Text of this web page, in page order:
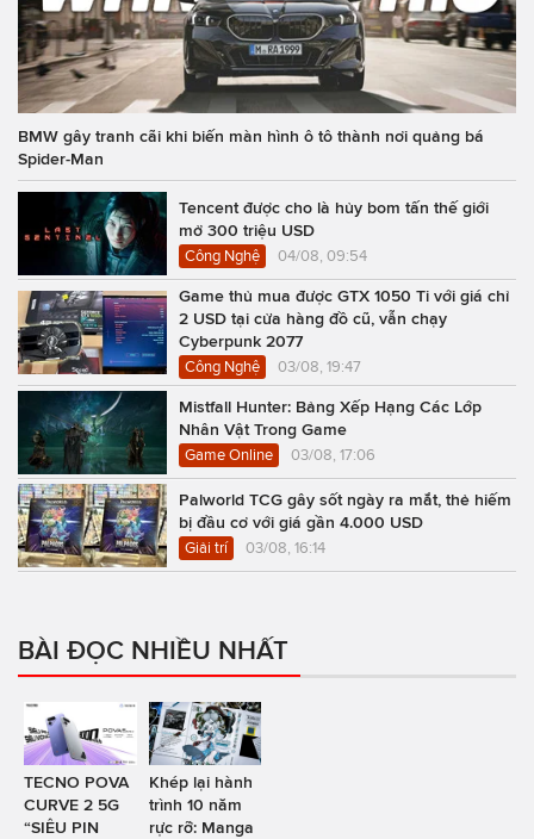
BMW gây tranh cãi khi biến màn hình ô tô thành nơi quảng bá
Spider-Man
Tencent được cho là hủy bom tấn thế giới
mở 300 triệu USD
Công Nghệ 04/08, 09:54
Game thủ mua được GTX 1050 Ti với giá chỉ
2 USD tại cửa hàng đồ cũ, vẫn chạy
Cyberpunk 2077
Công Nghệ 03/08, 19:47
Mistfall Hunter: Bảng Xếp Hạng Các Lớp
Nhân Vật Trong Game
Game Online 03/08, 17:06
Palworld TCG gây sốt ngày ra mắt, thẻ hiếm
bị đầu cơ với giá gần 4.000 USD
Giải trí 03/08, 16:14
BÀI ĐỌC NHIỀU NHẤT
TECNO POVA
CURVE 2 5G
“SIÊU PIN
Khép lại hành
trình 10 năm
rực rỡ: Manga